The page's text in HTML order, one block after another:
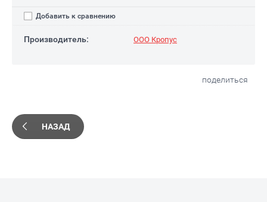
Добавить к сравнению
Производитель: ООО Кропус
поделиться
НАЗАД